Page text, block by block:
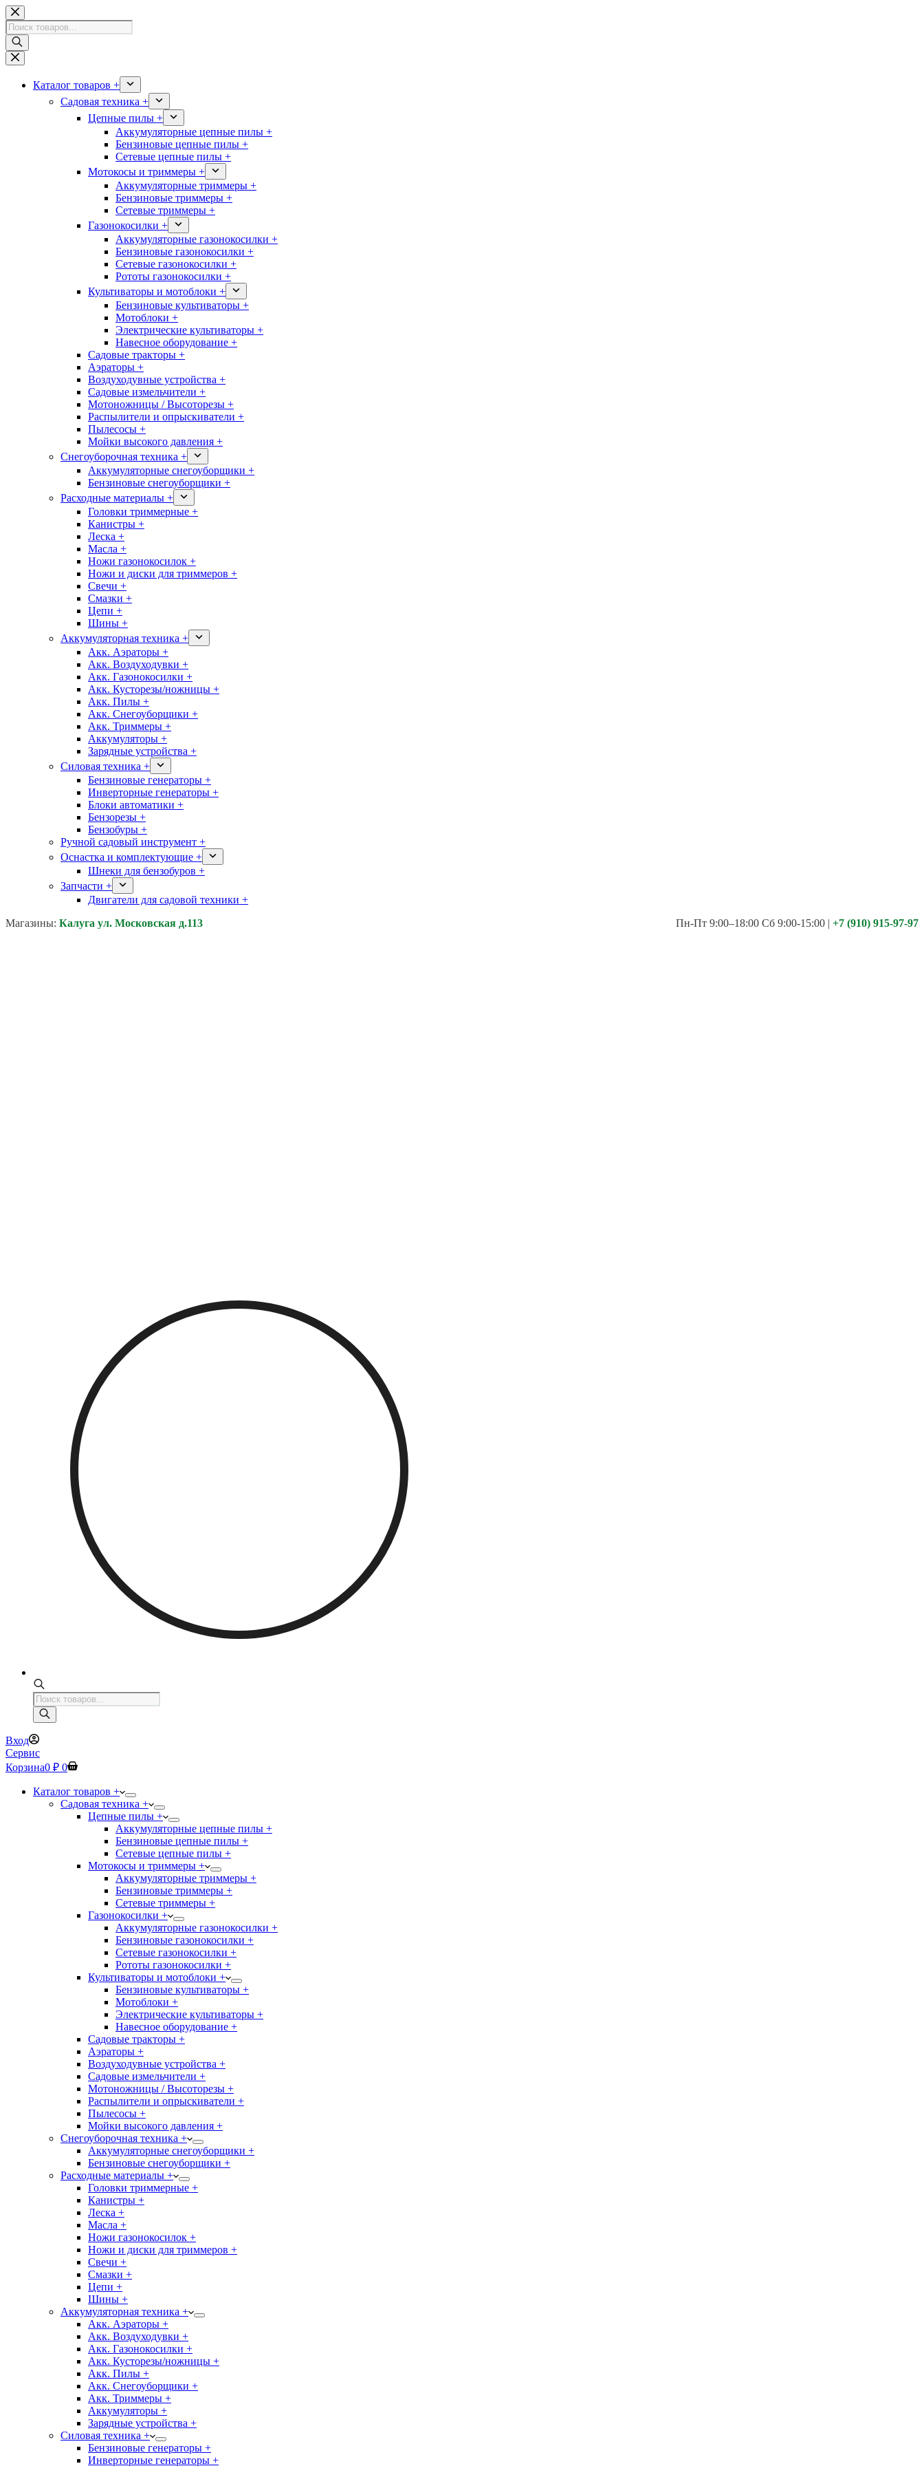
Перейти
к
сути
Поиск
товаров
Каталог товаров +
Садовая техника +
Цепные пилы +
Аккумуляторные цепные пилы +
Бензиновые цепные пилы +
Сетевые цепные пилы +
Мотокосы и триммеры +
Аккумуляторные триммеры +
Бензиновые триммеры +
Сетевые триммеры +
Газонокосилки +
Аккумуляторные газонокосилки +
Бензиновые газонокосилки +
Сетевые газонокосилки +
Рототы газонокосилки +
Культиваторы и мотоблоки +
Бензиновые культиваторы +
Мотоблоки +
Электрические культиваторы +
Навесное оборудование +
Садовые тракторы +
Аэраторы +
Воздуходувные устройства +
Садовые измельчители +
Мотоножницы / Высоторезы +
Распылители и опрыскиватели +
Пылесосы +
Мойки высокого давления +
Снегоуборочная техника +
Аккумуляторные снегоуборщики +
Бензиновые снегоуборщики +
Расходные материалы +
Головки триммерные +
Канистры +
Леска +
Масла +
Ножи газонокосилок +
Ножи и диски для триммеров +
Свечи +
Смазки +
Цепи +
Шины +
Аккумуляторная техника +
Акк. Аэраторы +
Акк. Воздуходувки +
Акк. Газонокосилки +
Акк. Кусторезы/ножницы +
Акк. Пилы +
Акк. Снегоуборщики +
Акк. Триммеры +
Аккумуляторы +
Зарядные устройства +
Силовая техника +
Бензиновые генераторы +
Инверторные генераторы +
Блоки автоматики +
Бензорезы +
Бензобуры +
Ручной садовый инструмент +
Оснастка и комплектующие +
Шнеки для бензобуров +
Запчасти +
Двигатели для садовой техники +
Магазины: Калуга ул. Московская д.113 Пн-Пт 9:00–18:00 Сб 9:00-15:00 | +7 (910) 915-97-97
Поиск
товаров
Вход
Сервис
Корзина0 ₽ 0
Каталог товаров +
Садовая техника +
Цепные пилы +
Аккумуляторные цепные пилы +
Бензиновые цепные пилы +
Сетевые цепные пилы +
Мотокосы и триммеры +
Аккумуляторные триммеры +
Бензиновые триммеры +
Сетевые триммеры +
Газонокосилки +
Аккумуляторные газонокосилки +
Бензиновые газонокосилки +
Сетевые газонокосилки +
Рототы газонокосилки +
Культиваторы и мотоблоки +
Бензиновые культиваторы +
Мотоблоки +
Электрические культиваторы +
Навесное оборудование +
Садовые тракторы +
Аэраторы +
Воздуходувные устройства +
Садовые измельчители +
Мотоножницы / Высоторезы +
Распылители и опрыскиватели +
Пылесосы +
Мойки высокого давления +
Снегоуборочная техника +
Аккумуляторные снегоуборщики +
Бензиновые снегоуборщики +
Расходные материалы +
Головки триммерные +
Канистры +
Леска +
Масла +
Ножи газонокосилок +
Ножи и диски для триммеров +
Свечи +
Смазки +
Цепи +
Шины +
Аккумуляторная техника +
Акк. Аэраторы +
Акк. Воздуходувки +
Акк. Газонокосилки +
Акк. Кусторезы/ножницы +
Акк. Пилы +
Акк. Снегоуборщики +
Акк. Триммеры +
Аккумуляторы +
Зарядные устройства +
Силовая техника +
Бензиновые генераторы +
Инверторные генераторы +